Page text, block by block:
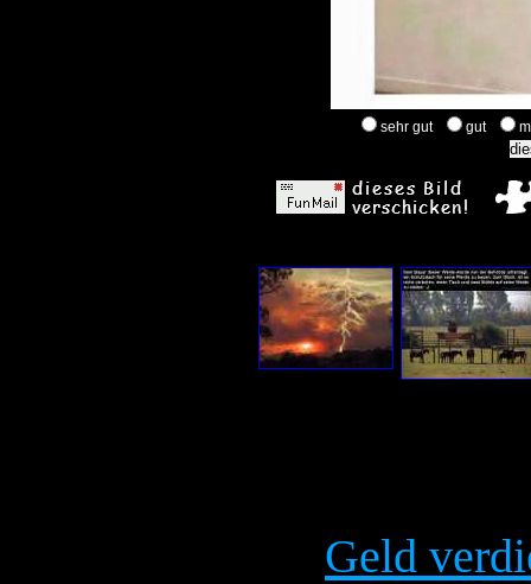
sehr gut gut
Geld